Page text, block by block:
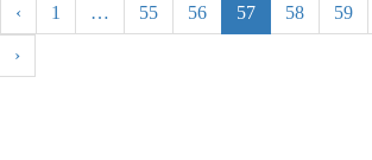
‹ 1 … 55 56 57 58 59
›